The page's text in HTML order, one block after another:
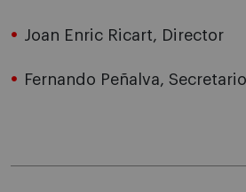
Joan Enric Ricart, Director
Fernando Peñalva,